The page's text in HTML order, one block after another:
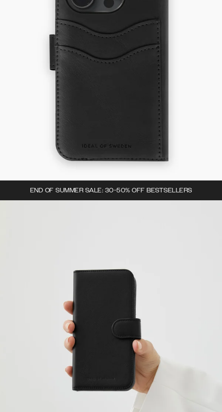
END OF SUMMER SALE: 30-50% OFF BESTSELLERS